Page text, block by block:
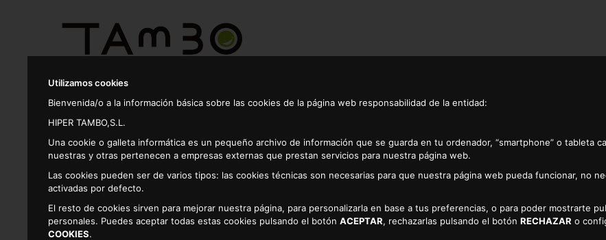
Utilizamos cookies
Bienvenida/o a la información básica sobre las cookies de la página web responsabilidad de la entidad:
HIPER TAMBO,S.L.
Una cookie o galleta informática es un pequeño archivo de información que se guarda en tu ordenador, “smartphone” o tableta
nuestras y otras pertenecen a empresas externas que prestan servicios para nuestra página web.
Las cookies pueden ser de varios tipos: las cookies técnicas son necesarias para que nuestra página web pueda funcionar, no
activadas por defecto.
El resto de cookies sirven para mejorar nuestra página, para personalizarla en base a tus preferencias, o para poder mostrarte
personales. Puedes aceptar todas estas cookies pulsando el botónACEPTAR, rechazarlas pulsando el botónRECHAZAR o
COOKIES.
Productos
Alimentacion Galletas,bolleria,pan de molde
COMPRAR PRODUCTOS DE GALLETAS,BOLLERIA,PAN DE MOLDE EN
SUPERMERCADO ONLINE DE GALLETAS,BOLLERIA,PAN DE MOLDE